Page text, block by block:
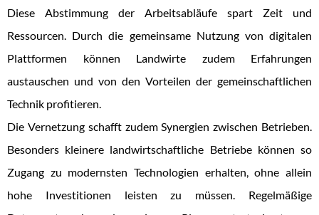
Diese Abstimmung der Arbeitsabläufe spart Zeit und
Ressourcen. Durch die gemeinsame Nutzung von digitalen
Plattformen können Landwirte zudem Erfahrungen
austauschen und von den Vorteilen der gemeinschaftlichen
Technik profitieren.
Die Vernetzung schafft zudem Synergien zwischen Betrieben.
Besonders kleinere landwirtschaftliche Betriebe können so
Zugang zu modernsten Technologien erhalten, ohne allein
hohe Investitionen leisten zu müssen. Regelmäßige